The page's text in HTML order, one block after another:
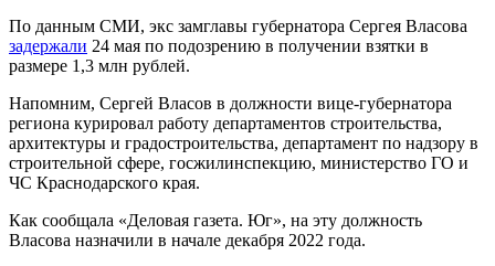
По данным СМИ, экс замглавы губернатора Сергея Власова
задержали 24 мая по подозрению в получении взятки в
размере 1,3 млн рублей.
Напомним, Сергей Власов в должности вице-губернатора
региона курировал работу департаментов строительства,
архитектуры и градостроительства, департамент по надзору в
строительной сфере, госжилинспекцию, министерство ГО и
ЧС Краснодарского края.
Как сообщала «Деловая газета. Юг», на эту должность
Власова назначили в начале декабря 2022 года.